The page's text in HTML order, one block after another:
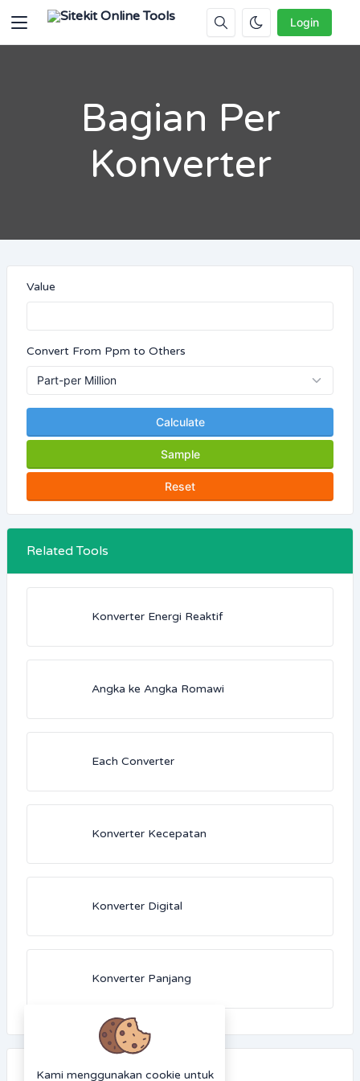
Login
Bagian Per
Konverter
Value
Convert From Ppm to Others
Calculate
Sample
Reset
Related Tools
Konverter Energi Reaktif
Angka ke Angka Romawi
Each Converter
Konverter Kecepatan
Konverter Digital
Konverter Panjang
Kami menggunakan cookie untuk